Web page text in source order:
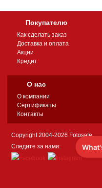
Покупателю
Как сделать заказ
Доставка и оплата
Акции
Кредит
О нас
О компании
Сертификаты
Контакты
Copyright 2004-2026 Fotosale
Следите за нами: